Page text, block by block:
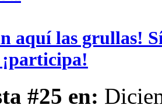
aquí las grullas!
#25 en: